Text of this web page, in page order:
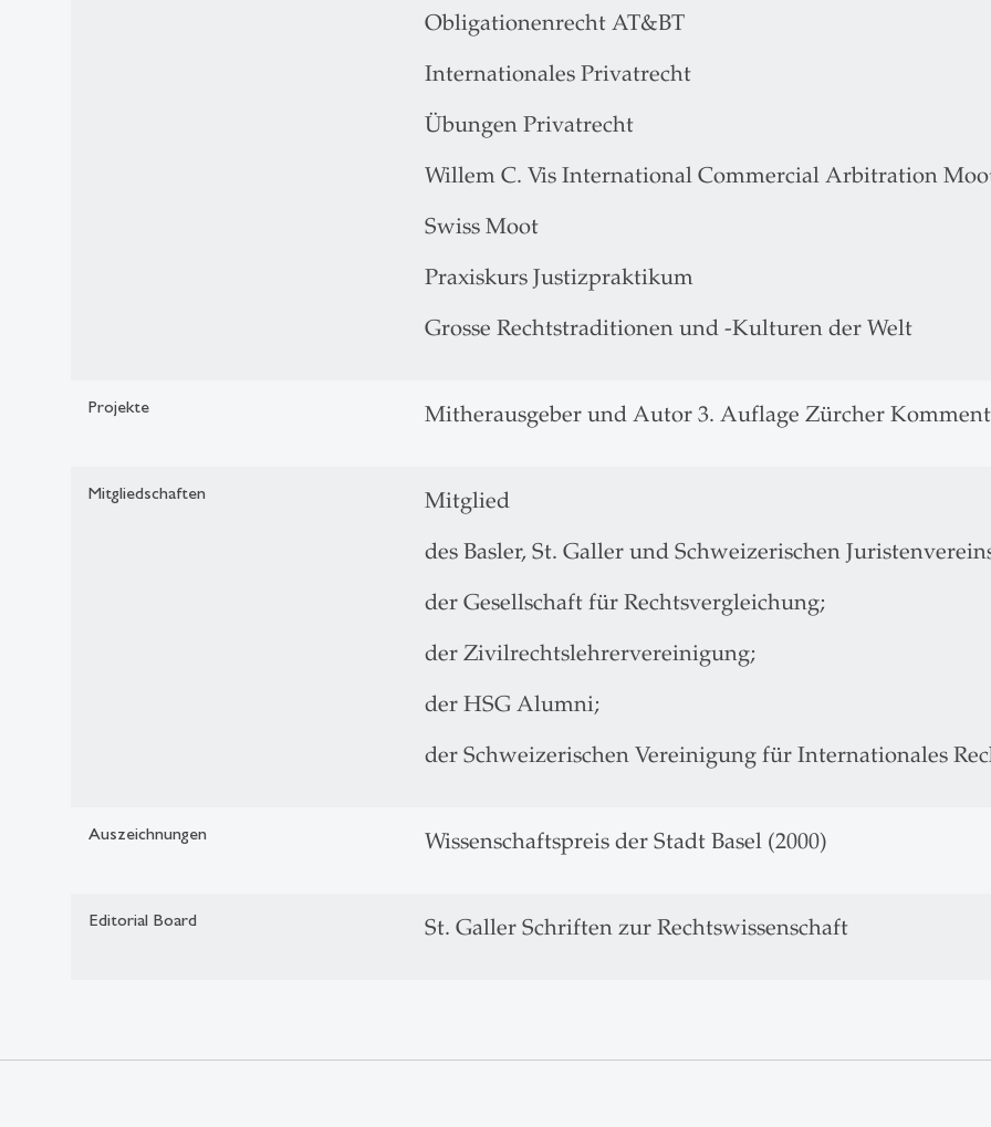
Obligationenrecht AT&BT
Internationales Privatrecht
Übungen Privatrecht
Willem C. Vis International Commercial Arbitration
Swiss Moot
Praxiskurs Justizpraktikum
Grosse Rechtstraditionen und -Kulturen der Welt
Projekte Mitherausgeber und Autor 3. Auflage Zürcher
Mitgliedschaften
Mitglied
des Basler, St. Galler und Schweizerischen
der Gesellschaft für Rechtsvergleichung;
der Zivilrechtslehrervereinigung;
der HSG Alumni;
der Schweizerischen Vereinigung für Internationales
Auszeichnungen Wissenschaftspreis der Stadt Basel (2000)
Editorial Board St. Galler Schriften zur Rechtswissenschaft